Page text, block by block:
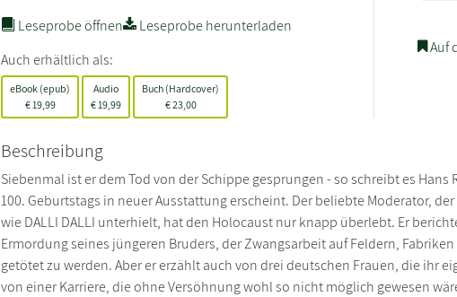
Leseprobe öffnen
Leseprobe herunterladen
Auch erhältlich als:
eBook (epub)
€19,99
Audio
€ 19,99
Buch (Hardcover)
€23,00
Auf
Beschreibung
Siebenmal ist er dem Tod von der Schippe gesprungen - so schreibt es
100. Geburtstags in neuer Ausstattung erscheint. Der beliebte Moderator,
wie DALLI DALLI unterhielt, hat den Holocaust nur knapp überlebt. Er
Ermordung seines jüngeren Bruders, der Zwangsarbeit auf Feldern,
getötet zu werden. Aber er erzählt auch von drei deutschen Frauen, die ihr
von einer Karriere, die ohne Versöhnung wohl so nicht möglich gewesen